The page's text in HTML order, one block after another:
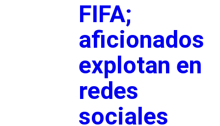
FIFA;
aficionados
explotan en
redes
sociales